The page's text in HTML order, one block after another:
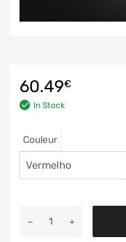
60.49€
In Stock
Couleur